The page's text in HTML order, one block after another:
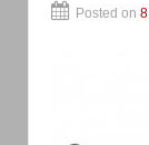
Posted on